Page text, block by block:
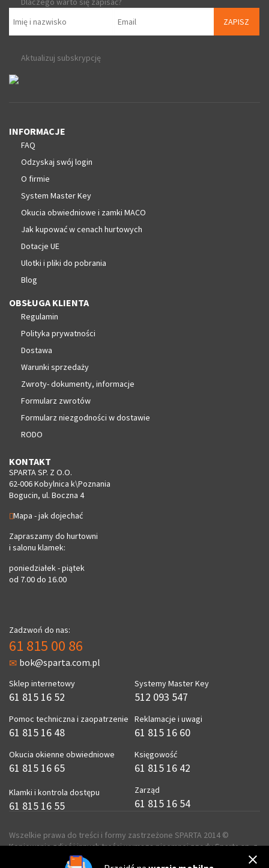
ZAPISZ
Aktualizuj subskrypcję
INFORMACJE
FAQ
Odzyskaj swój login
O firmie
System Master Key
Okucia obwiedniowe i zamki MACO
Jak kupować w cenach hurtowych
Dotacje UE
Ulotki i pliki do pobrania
Blog
OBSŁUGA KLIENTA
Regulamin
Polityka prywatności
Dostawa
Warunki sprzedaży
Zwroty- dokumenty, informacje
Formularz zwrotów
Formularz niezgodności w dostawie
RODO
KONTAKT
SPARTA SP. Z O.O.
62-006 Kobylnica k\Poznania
Bogucin, ul. Boczna 4
Mapa - jak dojechać
Zapraszamy do hurtowni
i salonu klamek:
poniedziałek - piątek
od 7.00 do 16.00
Zadzwoń do nas:
61 815 00 86
bok@sparta.com.pl
Sklep internetowy
61 815 16 52
Pomoc techniczna i zaopatrzenie
61 815 16 48
Okucia okienne obwiedniowe
61 815 16 65
Klamki i kontrola dostępu
61 815 16 55
Systemy Master Key
512 093 547
Reklamacje i uwagi
61 815 16 60
Księgowość
61 815 16 42
Zarząd
61 815 16 54
Wszelkie prawa do treści i formy zastrzeżone SPARTA 2014 ©
Kopiowanie zdjęć i innych treści wymaga pisemnej zgody Sparta sp. z